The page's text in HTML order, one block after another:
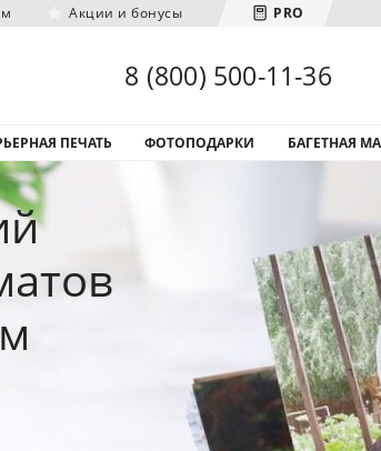
Акции и бонусы PRO
Загрузка городов...
8 (800) 500-11-36
ПЕЧАТЬ ФОТОПОДАРКИ БАГЕТНАЯ